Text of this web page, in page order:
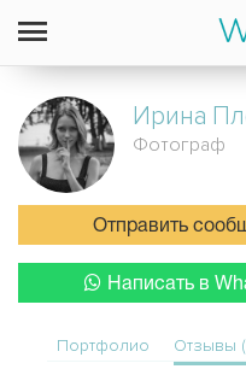
Ирина
Фотограф
Отправить
Написать в
Портфолио Отзывы